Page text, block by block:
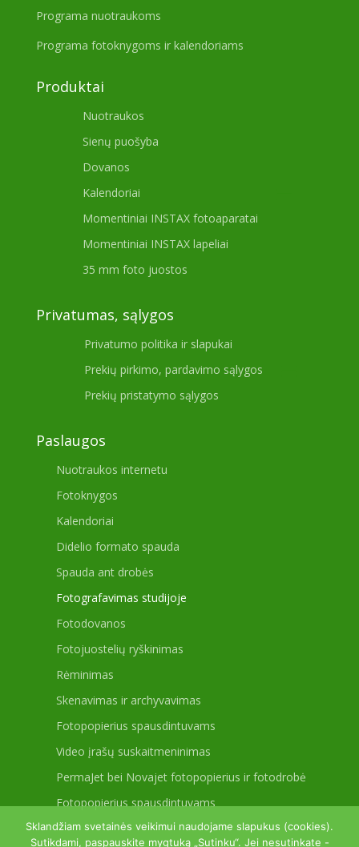
Programa nuotraukoms
Programa fotoknygoms ir kalendoriams
Produktai
Nuotraukos
Sienų puošyba
Dovanos
Kalendoriai
Momentiniai INSTAX fotoaparatai
Momentiniai INSTAX lapeliai
35 mm foto juostos
Privatumas, sąlygos
Privatumo politika ir slapukai
Prekių pirkimo, pardavimo sąlygos
Prekių pristatymo sąlygos
Paslaugos
Nuotraukos internetu
Fotoknygos
Kalendoriai
Didelio formato spauda
Spauda ant drobės
Fotografavimas studijoje
Fotodovanos
Fotojuostelių ryškinimas
Rėminimas
Skenavimas ir archyvavimas
Fotopopierius spausdintuvams
Video įrašų suskaitmeninimas
PermaJet bei Novajet fotopopierius ir fotodrobė
Fotopopierius spausdintuvams
Sklandžiam svetainės veikimui naudojame slapukus (cookies).
Sutikdami, paspauskite mygtuką „Sutinku“. Jei nesutinkate -